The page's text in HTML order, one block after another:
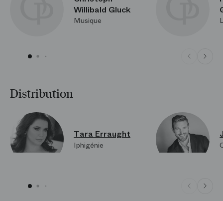
Willibald Gluck
Musique
Distribution
Tara Erraught
Iphigénie